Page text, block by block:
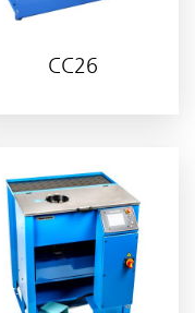
CC26